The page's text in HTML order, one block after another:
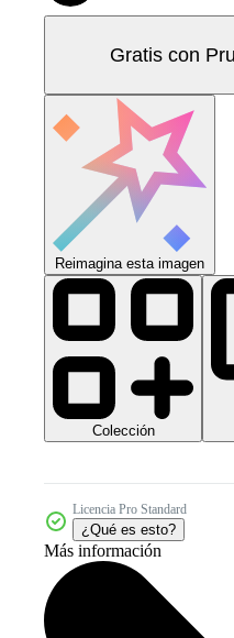
Gratis con
Reimagina esta imagen
Colección
Licencia Pro Standard
¿Qué es esto?
Más información